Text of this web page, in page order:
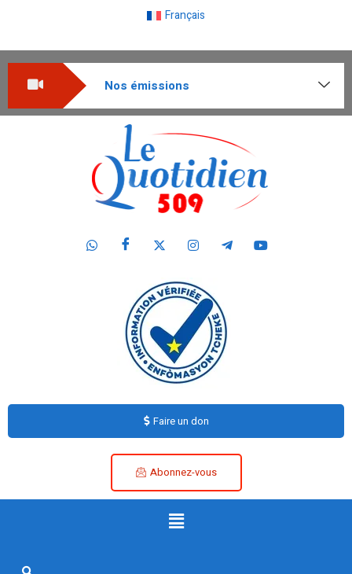
Français
Nos émissions
Faire un don
Abonnez-vous